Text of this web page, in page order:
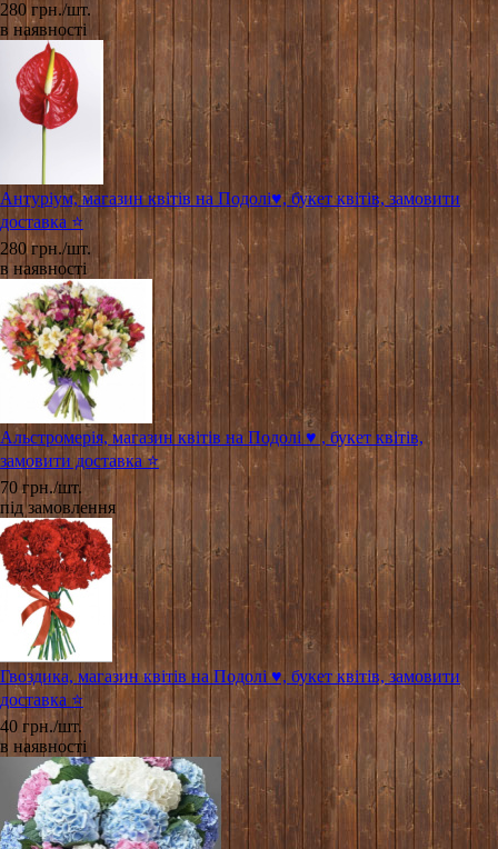
280 грн./шт.
в наявності
Антуріум, магазин квітів на Подолі♥️, букет квітів, замовити
доставка ⭐
280 грн./шт.
в наявності
Альстромерія, магазин квітів на Подолі ♥️ , букет квітів,
замовити доставка ⭐
70 грн./шт.
під замовлення
Гвоздика, магазин квітів на Подолі ♥️, букет квітів, замовити
доставка ⭐
40 грн./шт.
в наявності